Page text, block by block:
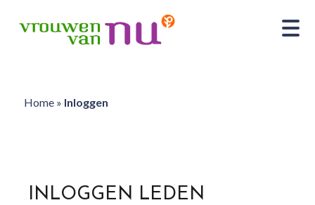
Home» Inloggen
INLOGGEN LEDEN